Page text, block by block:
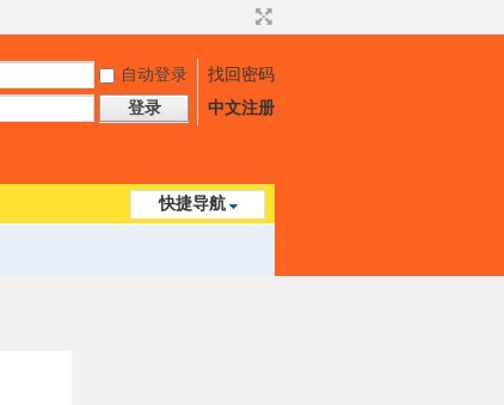
自动登录
找回密码
登录 中文注册
快捷导航